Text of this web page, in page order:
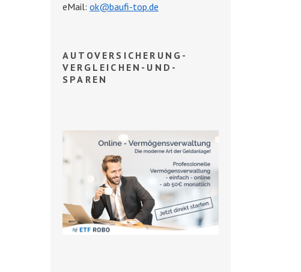
eMail: ok@baufi-top.de
AUTOVERSICHERUNG-
VERGLEICHEN-UND-
SPAREN